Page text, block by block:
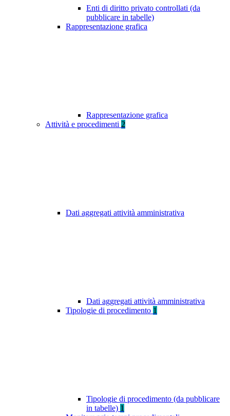
Enti di diritto privato controllati (da
pubblicare in tabelle)
Rappresentazione grafica
Rappresentazione grafica
Attività e procedimenti 2
Dati aggregati attività amministrativa
Dati aggregati attività amministrativa
Tipologie di procedimento 1
Tipologie di procedimento (da pubblicare
in tabelle) 1